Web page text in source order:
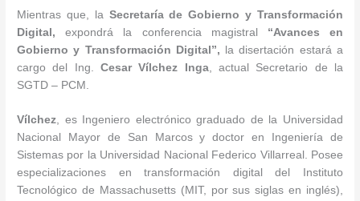
Mientras que, la Secretaría deGobierno y Transformación
Digital, expondrá la conferencia magistral “Avances en
Gobierno y Transformación Digital”, la disertación estará a
cargo del Ing.CesarVílchez Inga, actual Secretario de la
SGTD – PCM.
Vílchez, es Ingeniero electrónico graduado de la Universidad
Nacional Mayor de San Marcos y doctor en Ingeniería de
Sistemas por la Universidad Nacional Federico Villarreal. Posee
especializaciones en transformación digital del Instituto
Tecnológico de Massachusetts (MIT, por sus siglas en inglés),